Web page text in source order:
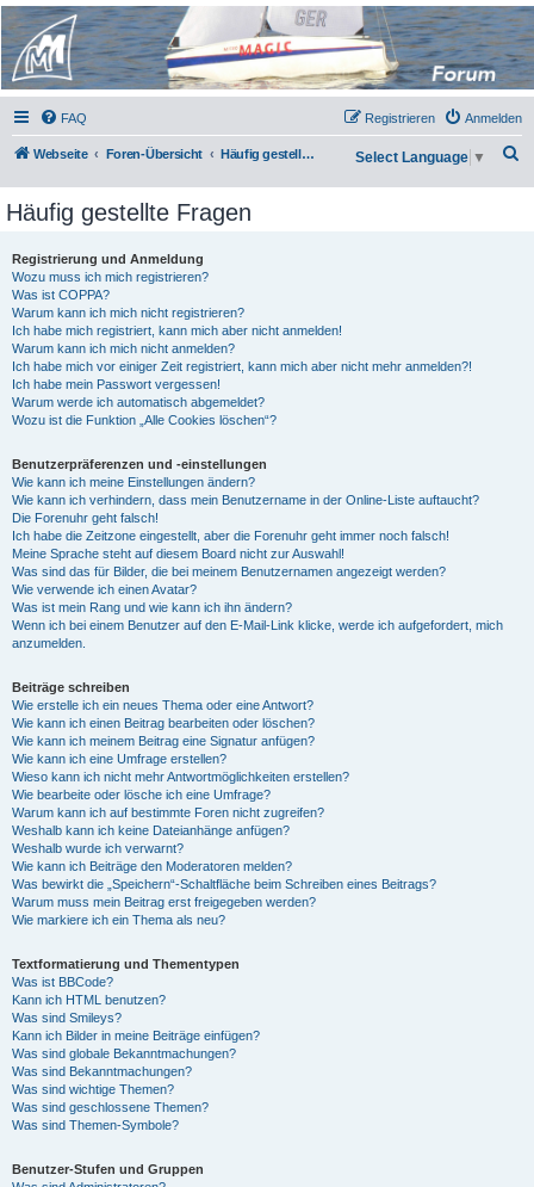
Micro Magic Forum
Deutschland
FAQ Anmelden
Registrieren
Webseite Foren-Übersicht Häufig gestellte Fragen Select Language ▼
Häufig gestellte Fragen
Registrierung und Anmeldung
Wozu muss ich mich registrieren?
Was ist COPPA?
Warum kann ich mich nicht registrieren?
Ich habe mich registriert, kann mich aber nicht anmelden!
Warum kann ich mich nicht anmelden?
Ich habe mich vor einiger Zeit registriert, kann mich aber nicht mehr anmelden?!
Ich habe mein Passwort vergessen!
Warum werde ich automatisch abgemeldet?
Wozu ist die Funktion „Alle Cookies löschen“?
Benutzerpräferenzen und -einstellungen
Wie kann ich meine Einstellungen ändern?
Wie kann ich verhindern, dass mein Benutzername in der Online-Liste auftaucht?
Die Forenuhr geht falsch!
Ich habe die Zeitzone eingestellt, aber die Forenuhr geht immer noch falsch!
Meine Sprache steht auf diesem Board nicht zur Auswahl!
Was sind das für Bilder, die bei meinem Benutzernamen angezeigt werden?
Wie verwende ich einen Avatar?
Was ist mein Rang und wie kann ich ihn ändern?
Wenn ich bei einem Benutzer auf den E-Mail-Link klicke, werde ich aufgefordert, mich
anzumelden.
Beiträge schreiben
Wie erstelle ich ein neues Thema oder eine Antwort?
Wie kann ich einen Beitrag bearbeiten oder löschen?
Wie kann ich meinem Beitrag eine Signatur anfügen?
Wie kann ich eine Umfrage erstellen?
Wieso kann ich nicht mehr Antwortmöglichkeiten erstellen?
Wie bearbeite oder lösche ich eine Umfrage?
Warum kann ich auf bestimmte Foren nicht zugreifen?
Weshalb kann ich keine Dateianhänge anfügen?
Weshalb wurde ich verwarnt?
Wie kann ich Beiträge den Moderatoren melden?
Was bewirkt die „Speichern“-Schaltfläche beim Schreiben eines Beitrags?
Warum muss mein Beitrag erst freigegeben werden?
Wie markiere ich ein Thema als neu?
Textformatierung und Thementypen
Was ist BBCode?
Kann ich HTML benutzen?
Was sind Smileys?
Kann ich Bilder in meine Beiträge einfügen?
Was sind globale Bekanntmachungen?
Was sind Bekanntmachungen?
Was sind wichtige Themen?
Was sind geschlossene Themen?
Was sind Themen-Symbole?
Benutzer-Stufen und Gruppen